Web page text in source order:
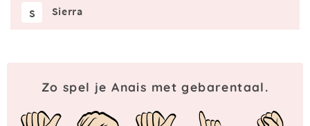
S Sierra
Zo spel je Anais met gebarentaal.